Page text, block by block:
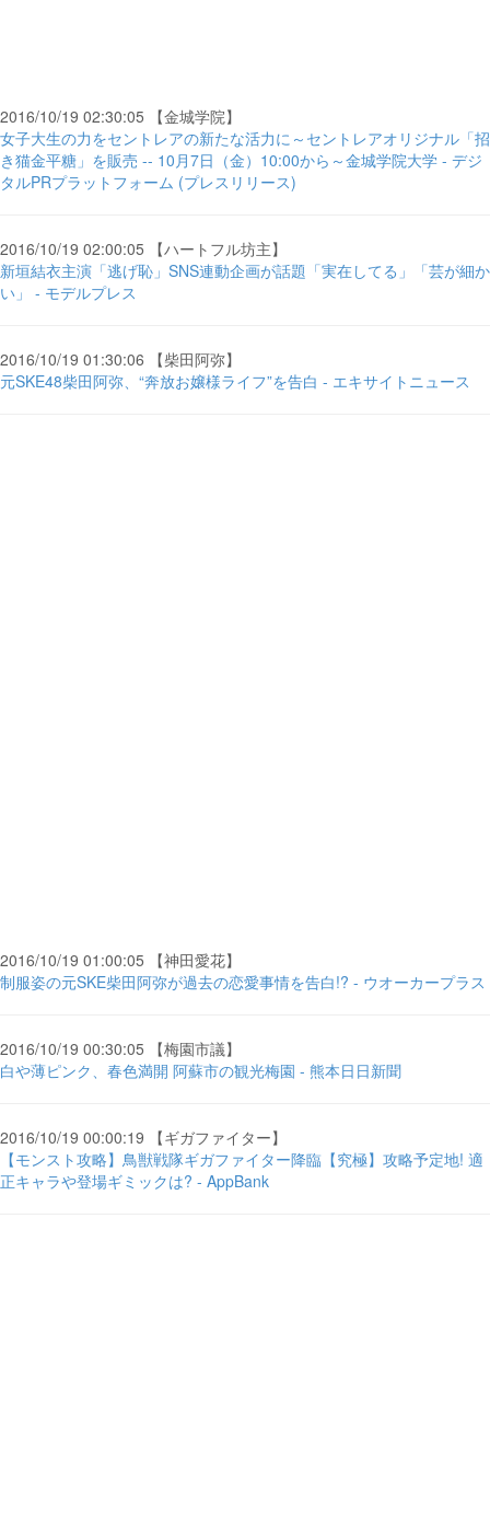
2016/10/19 02:30:05 【金城学院】
女子大生の力をセントレアの新たな活力に～セントレアオリジナル「招
き猫金平糖」を販売 -- 10月7日（金）10:00から～金城学院大学 - デジ
タルPRプラットフォーム (プレスリリース)
2016/10/19 02:00:05 【ハートフル坊主】
新垣結衣主演「逃げ恥」SNS連動企画が話題「実在してる」「芸が細か
い」 - モデルプレス
2016/10/19 01:30:06 【柴田阿弥】
元SKE48柴田阿弥、“奔放お嬢様ライフ”を告白 - エキサイトニュース
2016/10/19 01:00:05 【神田愛花】
制服姿の元SKE柴田阿弥が過去の恋愛事情を告白!? - ウオーカープラス
2016/10/19 00:30:05 【梅園市議】
白や薄ピンク、春色満開 阿蘇市の観光梅園 - 熊本日日新聞
2016/10/19 00:00:19 【ギガファイター】
【モンスト攻略】鳥獣戦隊ギガファイター降臨【究極】攻略予定地! 適
正キャラや登場ギミックは? - AppBank